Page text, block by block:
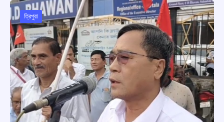
o
o
k
A
p
p
d
s
a
m
ত্রিপুরা